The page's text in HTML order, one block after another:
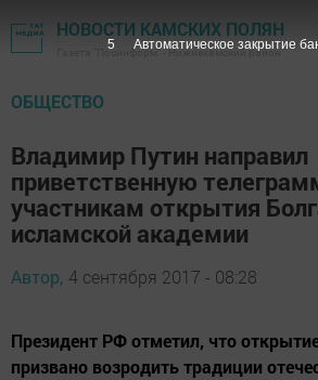
НОВОСТИ КАМСКИХ ПОЛЯН
Газета "Посинформ" - Нижнекамский район
ОБЩЕСТВО
Владимир Путин направил
приветственную
участникам открытия
исламской академии
Автор, 4 сентября 2017 - 08:28
Президент РФ отметил, что
призвано возродить традиции
4 Автоматическое закрытие